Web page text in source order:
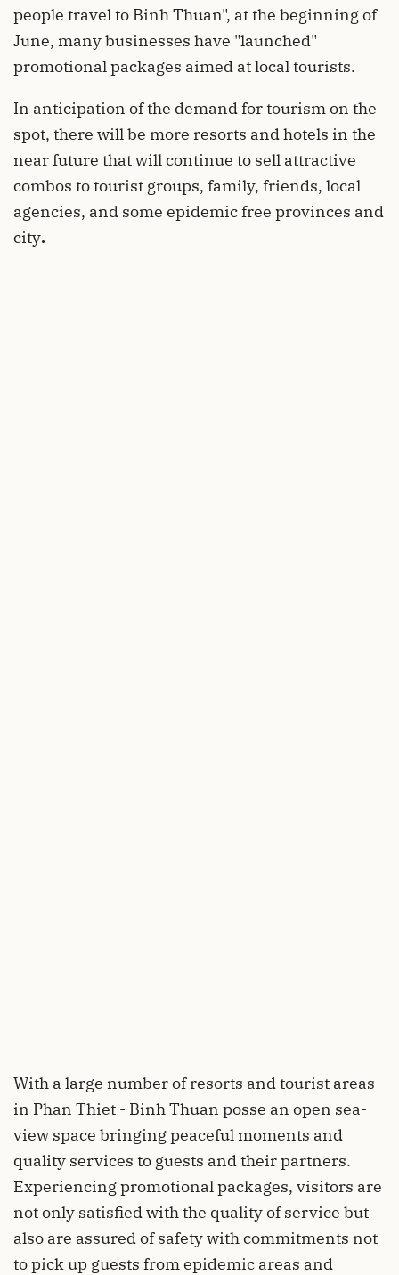
people travel to Binh Thuan", at the beginning of
June, many businesses have "launched"
promotional packages aimed at local tourists.
In anticipation of the demand for tourism on the
spot, there will be more resorts and hotels in the
near future that will continue to sell attractive
combos to tourist groups, family, friends, local
agencies, and some epidemic free provinces and
city.
With a large number of resorts and tourist areas
in Phan Thiet - Binh Thuan posse an open sea-
view space bringing peaceful moments and
quality services to guests and their partners.
Experiencing promotional packages, visitors are
not only satisfied with the quality of service but
also are assured of safety with commitments not
to pick up guests from epidemic areas and